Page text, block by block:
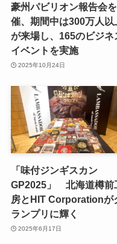
豪州パビリオン報告会
催、期間中は300万人以
が来場し、165のビジネ
イベントを実施
2025年10月24日
「味付ジンギスカン
GP2025」 北海道樽前
房とHIT Corporationが
ランプリに輝く
2025年6月17日